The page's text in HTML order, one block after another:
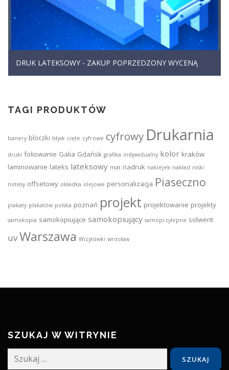
DRUK LATEKSOWY - ZAKUP POPRZEDZONY WYCENĄ
TAGI PRODUKTÓW
banery bloczki błysk cięte cyfrowe cyfrowy Drukarnia
druki foliowanie Galia Gdańsk grafika indywidualny kolor kraków
laminowanie lateks lateksowy mat nadruk naklejek nakład niski
notesy offsetowy okładka olejowe personalizacja Piaseczno
plakaty plakatów polska poznań projekt projektowanie projekty
samokopia samokopiujące samokopiujący samoprzylepne solwent
uvWarszawa Wizytówki wrocław
SZUKAJ W WITRYNIE
Szukaj: